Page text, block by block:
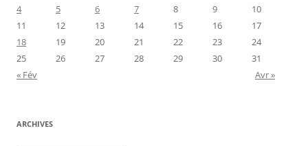
4
5 6 7 8 9
10
11
12 13 14 15 16
17
18
19 20 21 22 23
24
25
26 27 28 29 30
31
« Fév
Avr »
ARCHIVES